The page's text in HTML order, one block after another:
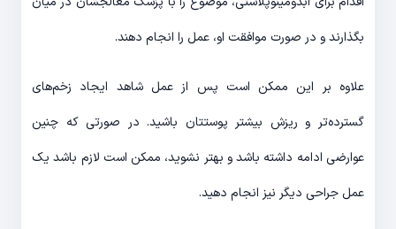
بگذارند و در صورت موافقت او، عمل را انجام دهند.
علاوه بر این ممکن است پس از عمل شاهد ایجاد زخم‌های
گسترده‌تر و ریزش بیشتر پوستتان باشید. در صورتی که چنین
عوارضی ادامه داشته باشد و بهتر نشوید، ممکن است لازم باشد یک
عمل جراحی دیگر نیز انجام دهید.